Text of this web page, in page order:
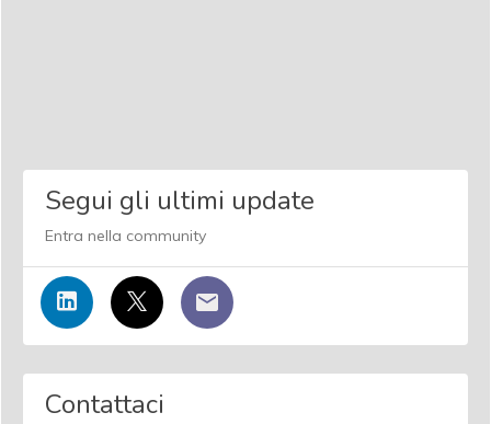
Segui gli ultimi update
Entra nella community
Contattaci